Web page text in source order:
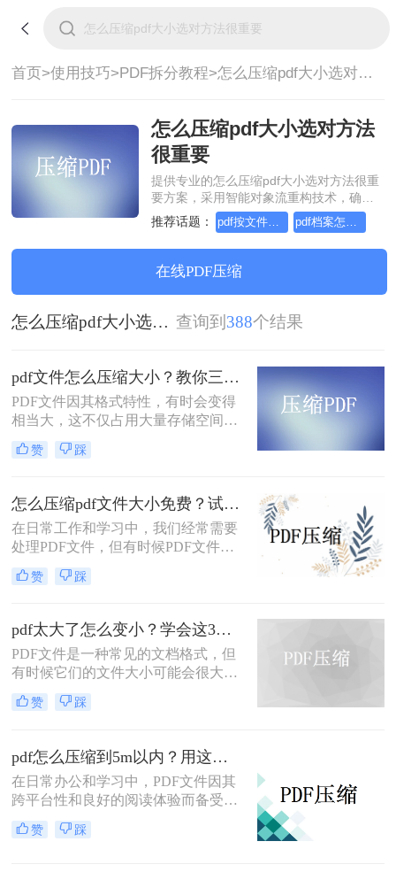
首页>使用技巧>PDF拆分教程> 怎么压缩pdf大小选对方法很重要
怎么压缩pdf大小选对方法
很重要
提供专业的怎么压缩pdf大小选对方法很重
要方案，采用智能对象流重构技术，确保
文档1:1高保真还原且排版不乱码。支持一
键批量处理，全链路 SSL 加密保障隐私安
全。助您快速实现怎么压缩pdf大小选对方
法很重要，无需安装，高效办公。
推荐话题： pdf按文件大小分割
在线PDF压缩
怎么压缩pdf大小选对方法很重要 查询到 388个结果
pdf文件怎么压缩大小？教你三种实用压缩方法！
PDF文件因其格式特性，有时会变得
相当大，这不仅占用大量存储空间，
还可能影响传输速度。那么pdf文件怎
么压缩大小呢？本文将介绍三种有效
赞 踩
怎么压缩pdf文件大小免费？试试这二种压缩方法！
在日常工作和学习中，我们经常需要
处理PDF文件，但有时候PDF文件过
大，不便于传输和存储。那么怎么压
缩pdf文件大小免费呢？本文将介绍两
赞 踩
pdf太大了怎么变小？学会这3个方法就够了！
PDF文件是一种常见的文档格式，但
有时候它们的文件大小可能会很大，
难以通过电子邮件或其他方式共享。
在这种情况下，大家可以使用以下方
大了怎么变小吧。
赞 踩
pdf怎么压缩到5m以内？用这二种压缩方法！
在日常办公和学习中，PDF文件因其
跨平台性和良好的阅读体验而备受欢
迎。然而，有时PDF文件过大，不仅
占用存储空间，还会影响传输速度。
赞 踩